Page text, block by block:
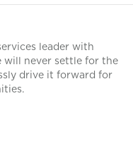
leader with
will never settle for the
drive it forward for